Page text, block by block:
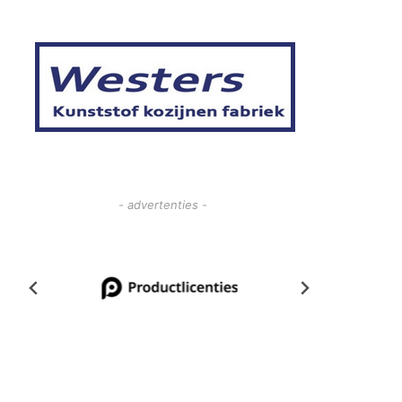
- advertenties -